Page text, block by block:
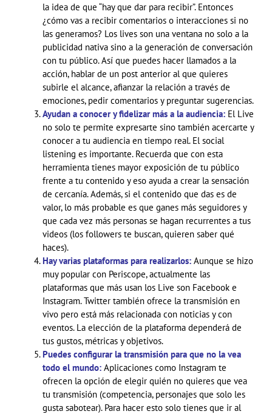
la idea de que “hay que dar para recibir”. Entonces
¿cómo vas a recibir comentarios o interacciones si no
las generamos? Los lives son una ventana no solo a la
publicidad nativa sino a la generación de conversación
con tu público. Así que puedes hacer llamados a la
acción, hablar de un post anterior al que quieres
subirle el alcance, afianzar la relación a través de
emociones, pedir comentarios y preguntar sugerencias.
Ayudan a conocer y fidelizar más a la audiencia: El Live
no solo te permite expresarte sino también acercarte y
conocer a tu audiencia en tiempo real. El social
listening es importante. Recuerda que con esta
herramienta tienes mayor exposición de tu público
frente a tu contenido y eso ayuda a crear la sensación
de cercanía. Además, si el contenido que das es de
valor, lo más probable es que ganes más seguidores y
que cada vez más personas se hagan recurrentes a tus
videos (los followers te buscan, quieren saber qué
haces).
Hay varias plataformas para realizarlos: Aunque se hizo
muy popular con Periscope, actualmente las
plataformas que más usan los Live son Facebook e
Instagram. Twitter también ofrece la transmisión en
vivo pero está más relacionada con noticias y con
eventos. La elección de la plataforma dependerá de
tus gustos, métricas y objetivos.
Puedes configurar la transmisión para que no la vea
todo el mundo: Aplicaciones como Instagram te
ofrecen la opción de elegir quién no quieres que vea
tu transmisión (competencia, personajes que solo les
gusta sabotear). Para hacer esto solo tienes que ir al